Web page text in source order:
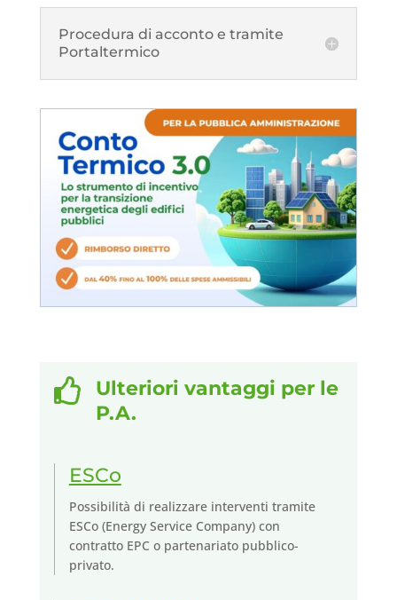
Procedura di acconto e tramite
Portaltermico

Ulteriori vantaggi per le
P.A.
ESCo
Possibilità di realizzare interventi tramite
ESCo (Energy Service Company) con
contratto EPC o partenariato pubblico-
privato.